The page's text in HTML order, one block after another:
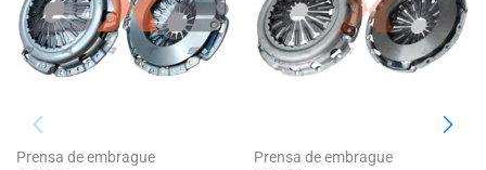
Prensa de embrague Prensa de embrague